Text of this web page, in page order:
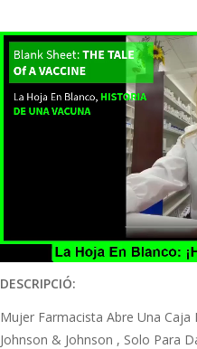
DESCRIPCIÓ:
Mujer Farmacista Abre Una Caja
Johnson & Johnson , Solo Para